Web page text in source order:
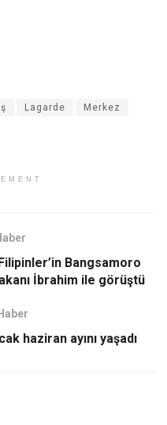
Lagarde Merkez
Bangsamoro
İbrahim ile görüştü
haziran ayını yaşadı